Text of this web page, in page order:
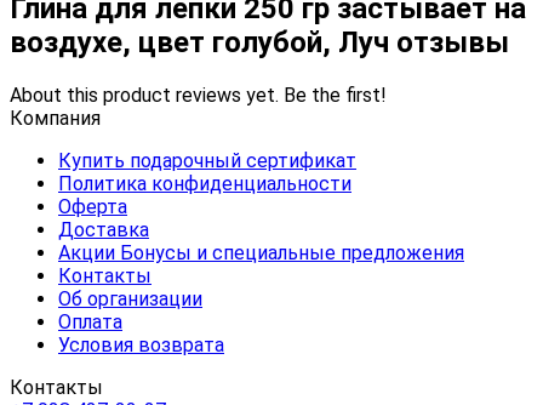
Глина для лепки 250 гр застывает на
воздухе, цвет голубой, Луч отзывы
About this product reviews yet. Be the first!
Компания
Купить подарочный сертификат
Политика конфиденциальности
Оферта
Доставка
Акции Бонусы и специальные предложения
Контакты
Об организации
Оплата
Условия возврата
Контакты